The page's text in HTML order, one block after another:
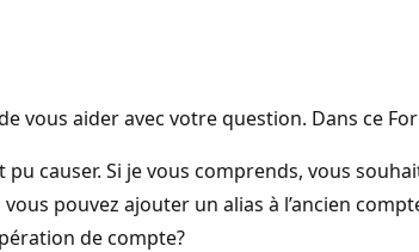
vous aider avec votre question. Dans ce
causer. Si je vous comprends, vous
pouvez ajouter un alias à l’ancien
de compte?